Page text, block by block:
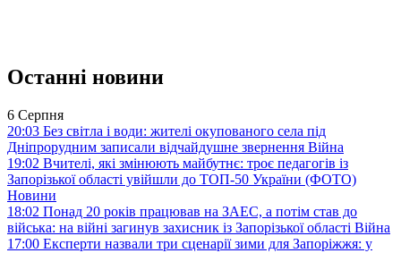
Останні новини
6 Серпня
20:03 Без світла і води: жителі окупованого села під
Дніпрорудним записали відчайдушне звернення Війна
19:02 Вчителі, які змінюють майбутнє: троє педагогів із
Запорізької області увійшли до ТОП-50 України (ФОТО)
Новини
18:02 Понад 20 років працював на ЗАЕС, а потім став до
війська: на війні загинув захисник із Запорізької області Війна
17:00 Експерти назвали три сценарії зими для Запоріжжя: у